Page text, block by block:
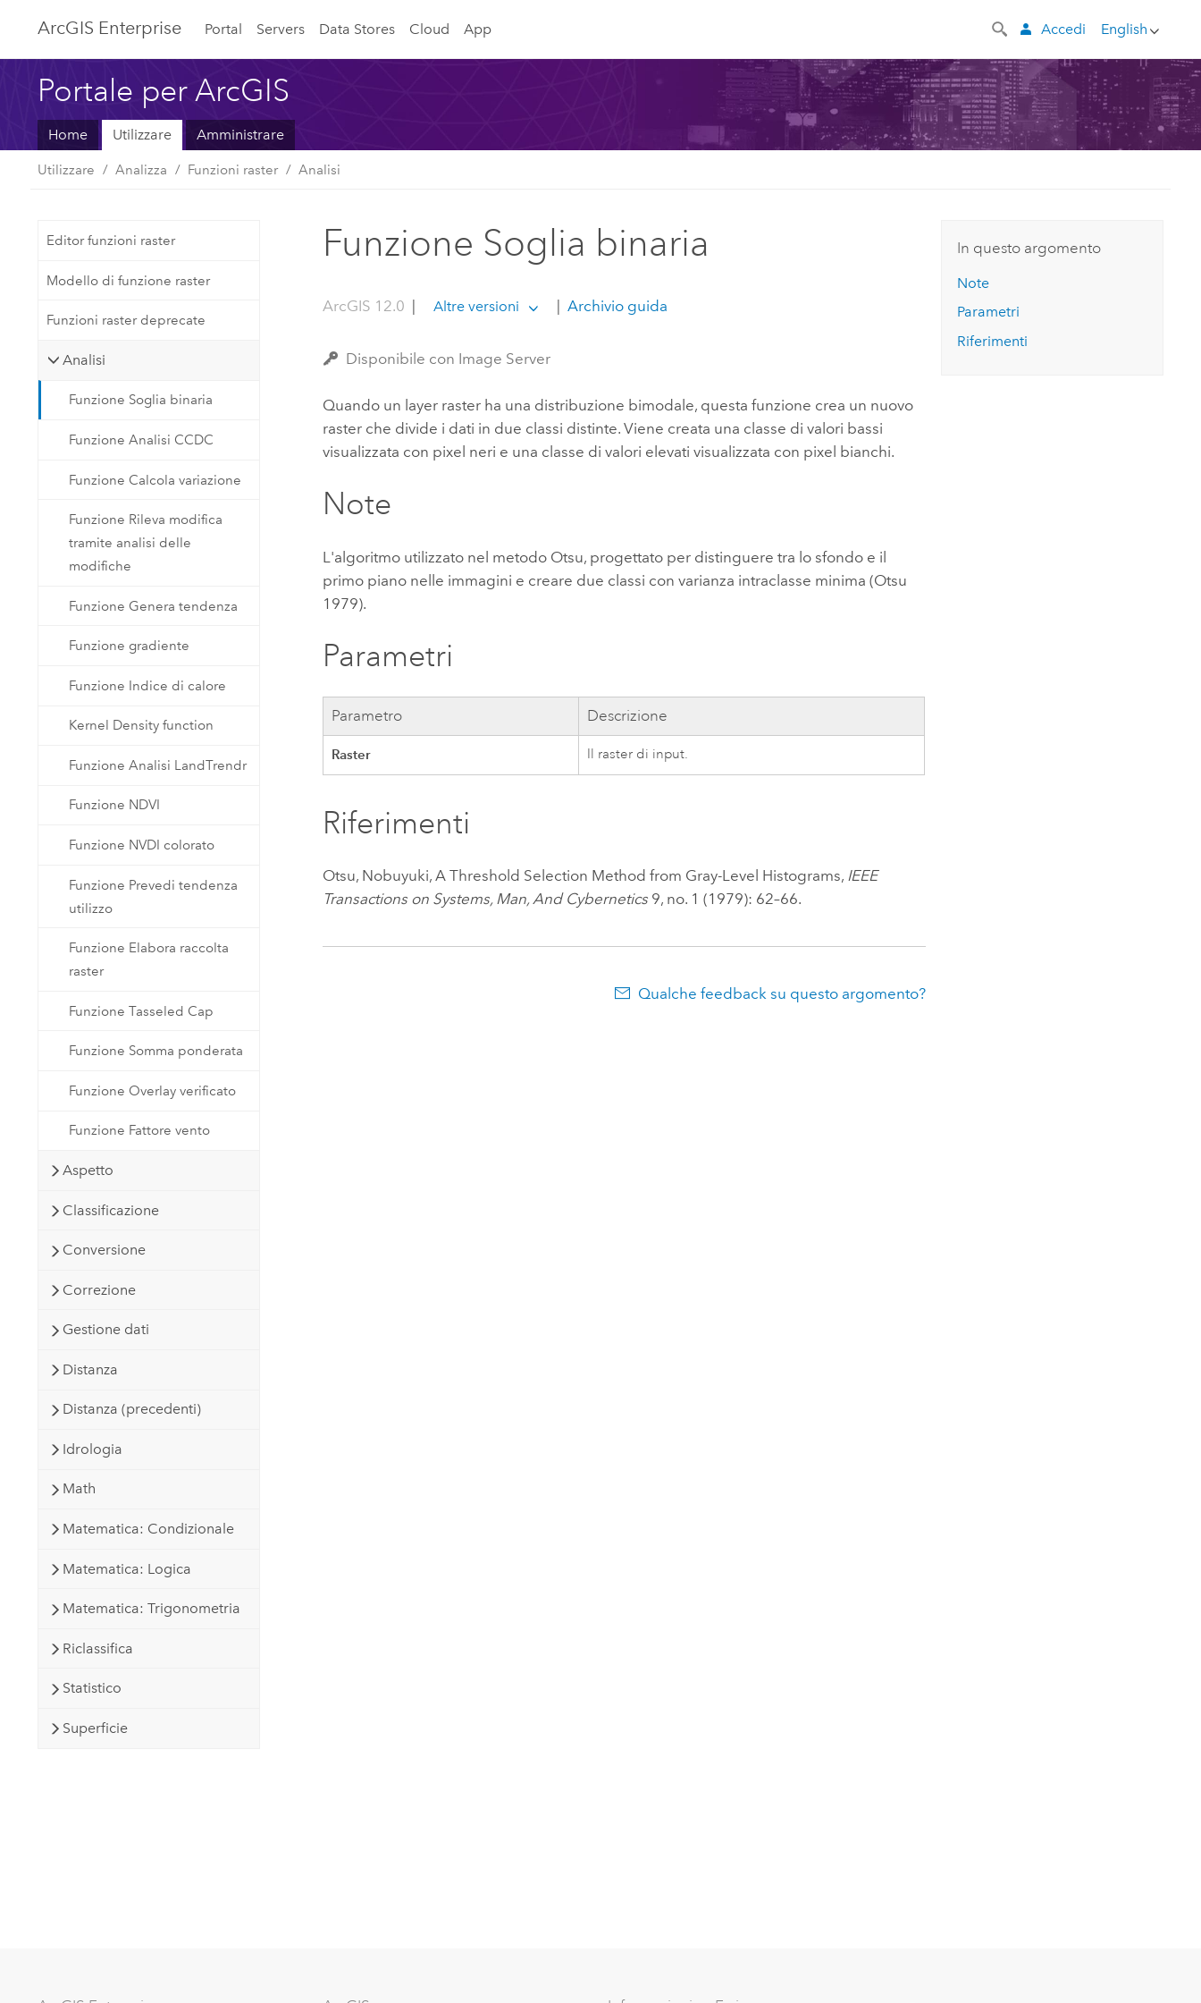
ArcGIS Enterprise Portal Servers Data Stores Cloud App English
Accedi
Portale per ArcGIS
Home Utilizzare Amministrare
Utilizzare Analizza Funzioni raster Analisi
Editor funzioni raster
Modello di funzione raster
Funzioni raster deprecate
Analisi
Funzione Soglia binaria
Funzione Analisi CCDC
Funzione Calcola variazione
Funzione Rileva modifica
tramite analisi delle
modifiche
Funzione Genera tendenza
Funzione gradiente
Funzione Indice di calore
Kernel Density function
Funzione Analisi LandTrendr
Funzione NDVI
Funzione NVDI colorato
Funzione Prevedi tendenza
utilizzo
Funzione Elabora raccolta
raster
Funzione Tasseled Cap
Funzione Somma ponderata
Funzione Overlay verificato
Funzione Fattore vento
Aspetto
Classificazione
Conversione
Correzione
Gestione dati
Distanza
Distanza (precedenti)
Idrologia
Math
Matematica: Condizionale
Matematica: Logica
Matematica: Trigonometria
Riclassifica
Statistico
Superficie
Funzione Soglia binaria
ArcGIS 12.0 | Altre versioni | Archivio guida
Disponibile con Image Server
Quando un layer raster ha una distribuzione bimodale, questa funzione crea un nuovo
raster che divide i dati in due classi distinte. Viene creata una classe di valori bassi
visualizzata con pixel neri e una classe di valori elevati visualizzata con pixel bianchi.
Note
L'algoritmo utilizzato nel metodo Otsu, progettato per distinguere tra lo sfondo e il
primo piano nelle immagini e creare due classi con varianza intraclasse minima (Otsu
1979).
Parametri
Parametro Descrizione
Raster Il raster di input.
Riferimenti
Otsu, Nobuyuki, A Threshold Selection Method from Gray-Level Histograms, IEEE
Transactions on Systems, Man, And Cybernetics 9, no. 1 (1979): 62–66.
Qualche feedback su questo argomento?
In questo argomento
Note
Parametri
Riferimenti